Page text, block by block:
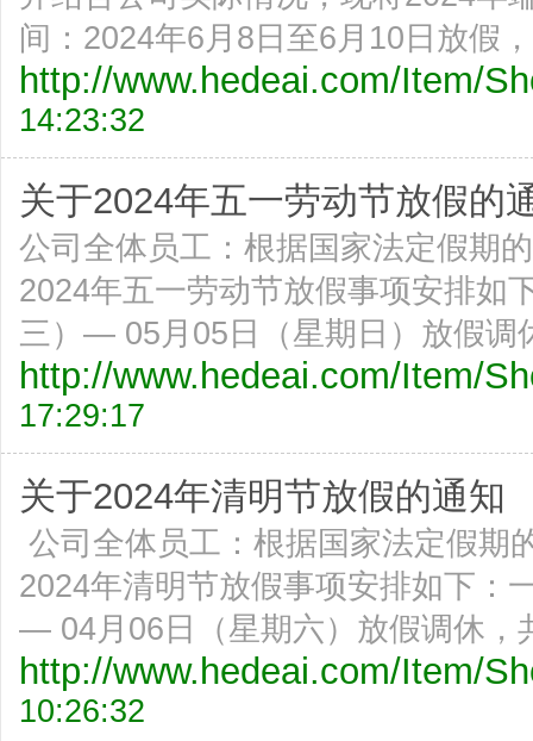
间：2024年6月8日至6月10日放假
http://www.hedeai.com/Item/
14:23:32
关于2024年五一劳动节放假的
公司全体员工：根据国家法定假期
2024年五一劳动节放假事项安排如
三）— 05月05日（星期日）放假调
http://www.hedeai.com/Item/
17:29:17
关于2024年清明节放假的通知
公司全体员工：根据国家法定假期
2024年清明节放假事项安排如下：
— 04月06日（星期六）放假调休，
http://www.hedeai.com/Item/
10:26:32